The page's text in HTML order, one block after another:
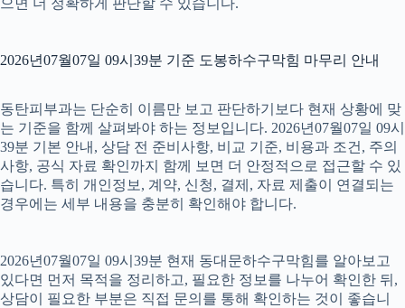
으면 더 정확하게 판단할 수 있습니다.
2026년07월07일 09시39분 기준 도봉하수구막힘 마무리 안내
동탄피부과는 단순히 이름만 보고 판단하기보다 현재 상황에 맞
는 기준을 함께 살펴봐야 하는 정보입니다. 2026년07월07일 09시
39분 기본 안내, 상담 전 준비사항, 비교 기준, 비용과 조건, 주의
사항, 공식 자료 확인까지 함께 보면 더 안정적으로 접근할 수 있
습니다. 특히 개인정보, 계약, 신청, 결제, 자료 제출이 연결되는
경우에는 세부 내용을 충분히 확인해야 합니다.
2026년07월07일 09시39분 현재 동대문하수구막힘를 알아보고
있다면 먼저 목적을 정리하고, 필요한 정보를 나누어 확인한 뒤,
상담이 필요한 부분은 직접 문의를 통해 확인하는 것이 좋습니